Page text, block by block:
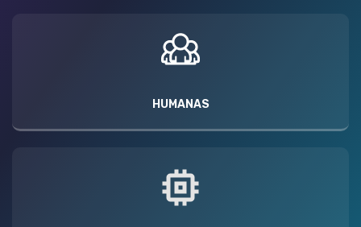
HUMANAS